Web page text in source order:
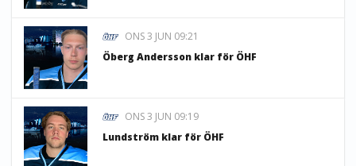
ONS 3 JUN 09:21
Öberg Andersson klar för ÖHF
ONS 3 JUN 09:19
Lundström klar för ÖHF